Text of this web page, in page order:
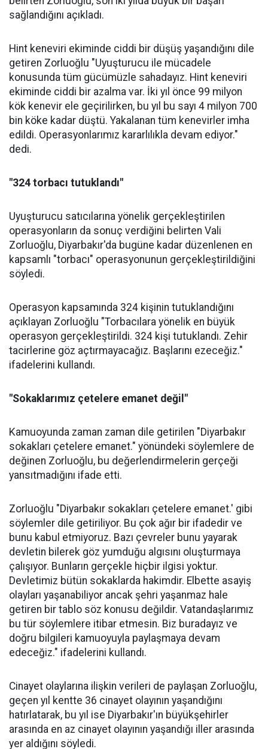
sağlandığını açıkladı.
Hint keneviri ekiminde ciddi bir düşüş yaşandığını dile
getiren Zorluoğlu "Uyuşturucu ile mücadele
konusunda tüm gücümüzle sahadayız. Hint keneviri
ekiminde ciddi bir azalma var. İki yıl önce 99 milyon
kök kenevir ele geçirilirken, bu yıl bu sayı 4 milyon 700
bin köke kadar düştü. Yakalanan tüm kenevirler imha
edildi. Operasyonlarımız kararlılıkla devam ediyor."
dedi.
"324 torbacı tutuklandı"
Uyuşturucu satıcılarına yönelik gerçekleştirilen
operasyonların da sonuç verdiğini belirten Vali
Zorluoğlu, Diyarbakır'da bugüne kadar düzenlenen en
kapsamlı "torbacı" operasyonunun gerçekleştirildiğini
söyledi.
Operasyon kapsamında 324 kişinin tutuklandığını
açıklayan Zorluoğlu "Torbacılara yönelik en büyük
operasyon gerçekleştirildi. 324 kişi tutuklandı. Zehir
tacirlerine göz açtırmayacağız. Başlarını ezeceğiz."
ifadelerini kullandı.
"Sokaklarımız çetelere emanet değil"
Kamuoyunda zaman zaman dile getirilen "Diyarbakır
sokakları çetelere emanet." yönündeki söylemlere de
değinen Zorluoğlu, bu değerlendirmelerin gerçeği
yansıtmadığını ifade etti.
Zorluoğlu "Diyarbakır sokakları çetelere emanet.' gibi
söylemler dile getiriliyor. Bu çok ağır bir ifadedir ve
bunu kabul etmiyoruz. Bazı çevreler bunu yayarak
devletin bilerek göz yumduğu algısını oluşturmaya
çalışıyor. Bunların gerçekle hiçbir ilgisi yoktur.
Devletimiz bütün sokaklarda hakimdir. Elbette asayiş
olayları yaşanabiliyor ancak şehri yaşanmaz hale
getiren bir tablo söz konusu değildir. Vatandaşlarımız
bu tür söylemlere itibar etmesin. Biz buradayız ve
doğru bilgileri kamuoyuyla paylaşmaya devam
edeceğiz." ifadelerini kullandı.
Cinayet olaylarına ilişkin verileri de paylaşan Zorluoğlu,
geçen yıl kentte 36 cinayet olayının yaşandığını
hatırlatarak, bu yıl ise Diyarbakır'ın büyükşehirler
arasında en az cinayet olayının yaşandığı iller arasında
yer aldığını söyledi.